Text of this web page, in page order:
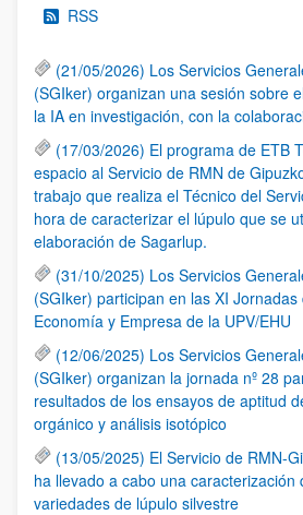
RSS
(21/05/2026) Los Servicios
(SGIker) organizan una sesión sobre
la IA en investigación, con la
(17/03/2026) El programa de ETB
espacio al Servicio de RMN de
trabajo que realiza el Técnico del
hora de caracterizar el lúpulo que se
elaboración de Sagarlup.
(31/10/2025) Los Servicios
(SGIker) participan en las XI
Economía y Empresa de la UPV/EHU
(12/06/2025) Los Servicios
(SGIker) organizan la jornada nº 28
resultados de los ensayos de aptitud
orgánico y análisis isotópico
(13/05/2025) El Servicio de RMN-
ha llevado a cabo una caracterización
variedades de lúpulo silvestre